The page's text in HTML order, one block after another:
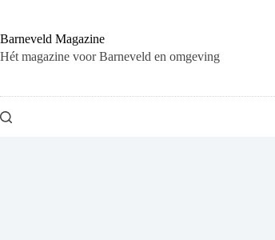
de
inhoud
Barneveld Magazine
Hét magazine voor Barneveld en omgeving